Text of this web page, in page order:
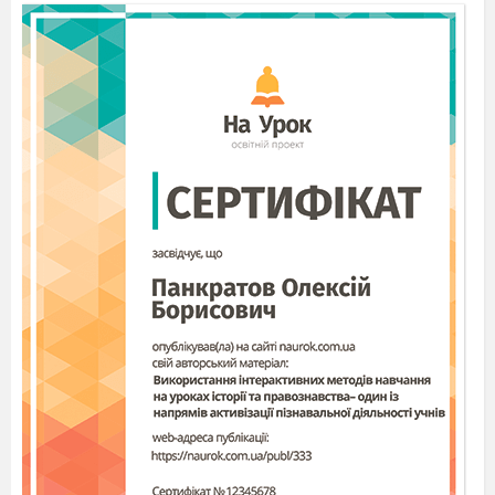
записують на дошці )
Час існування(чи утворення):
Директорія Центральна рада
Гетьманат.
Лідери.
3. Основні напрямки політики:
а) державна влада;
б) земельне питання;
в) робітниче питання;
г) права людини.
4. Соціальна база.
До таблиці додається завдання.
(Можна зачитати, можна видрукувати на
картках.)